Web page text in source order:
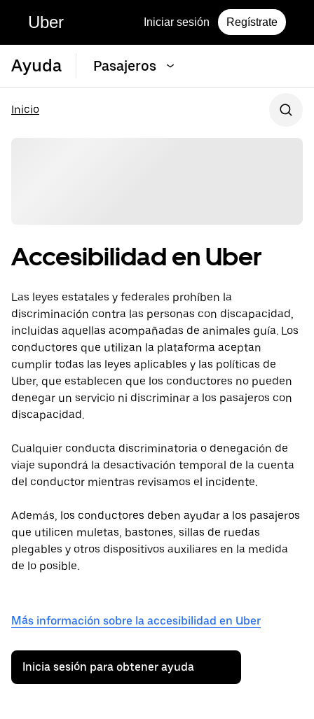
Uber Iniciar sesión Regístrate
Ayuda Pasajeros
Inicio
Accesibilidad en Uber
Las leyes estatales y federales prohíben la
discriminación contra las personas con discapacidad,
incluidas aquellas acompañadas de animales guía. Los
conductores que utilizan la plataforma aceptan
cumplir todas las leyes aplicables y las políticas de
Uber, que establecen que los conductores no pueden
denegar un servicio ni discriminar a los pasajeros con
discapacidad.
Cualquier conducta discriminatoria o denegación de
viaje supondrá la desactivación temporal de la cuenta
del conductor mientras revisamos el incidente.
Además, los conductores deben ayudar a los pasajeros
que utilicen muletas, bastones, sillas de ruedas
plegables y otros dispositivos auxiliares en la medida
de lo posible.
Más información sobre la accesibilidad en Uber
Inicia sesión para obtener ayuda